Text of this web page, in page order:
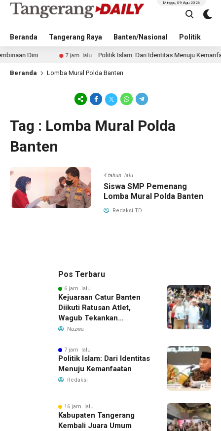
Beranda Tangerang Raya Banten/Nasional Politik
Minggu, 09 Agu 2026
Dini 7 jam lalu Politik Islam: Dari Identitas Menuju Kemanfaatan
Beranda Lomba Mural Polda Banten
Tag : Lomba Mural Polda
Banten
4 tahun lalu
Siswa SMP Pemenang
Lomba Mural Polda Banten
Redaksi TD
Pos Terbaru
6 jam lalu
Kejuaraan Catur Banten
Diikuti Ratusan Atlet,
Wagub Tekankan
Pembinaan Dini
Nazwa
7 jam lalu
Politik Islam: Dari Identitas
Menuju Kemanfaatan
Redaksi
16 jam lalu
Kabupaten Tangerang
Kembali Juara Umum